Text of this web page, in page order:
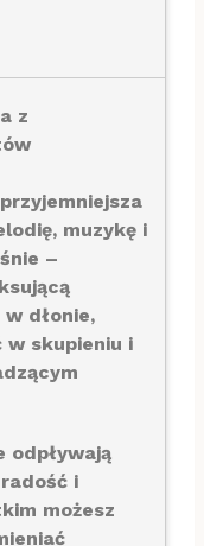
z
muzykę i
–
dłonie,
w skupieniu i
odpływają
i
możesz